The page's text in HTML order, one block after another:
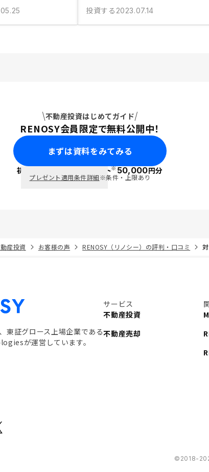
投資する 2023.07.14
不動産投資はじめてガイド
RENOSY会員限定で無料公開中！
まずは資料をみてみる
初回面談で ポイント※50,000円分
プレゼント適用条件詳細※条件・上限あり
産投資 お客様の声 RENOSY（リノシー）の評判・口コミ
東証グロース上場企業である
が運営しています。
サービス
不動産投資
不動産売却
©︎2018-